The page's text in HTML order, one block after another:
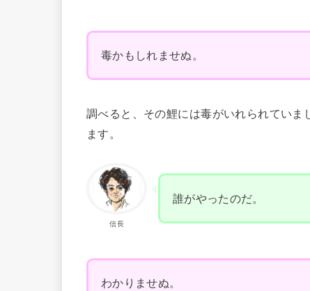
毒かもしれませぬ。
調べると、その鯉には毒がいれられていま
ます。
信長
誰がやったのだ。
わかりませぬ。